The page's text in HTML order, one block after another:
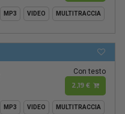
MP3 VIDEO MULTITRACCIA
Con testo
2,19 €
MP3 VIDEO MULTITRACCIA